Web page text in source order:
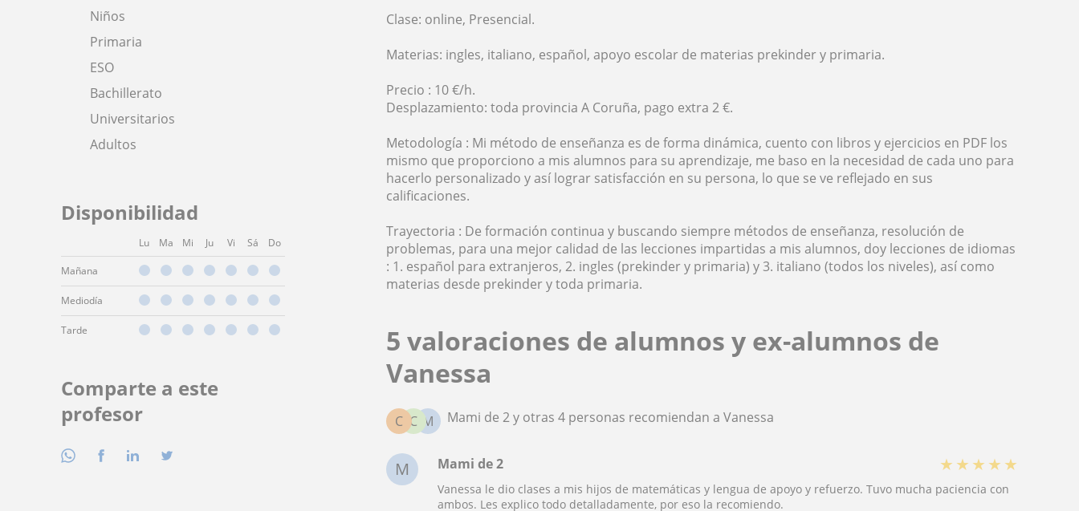
Niños
Primaria
ESO
Bachillerato
Universitarios
Adultos
Disponibilidad
Lu Ma Mi Ju Vi Sá Do
Mañana
Mediodía
Tarde
Comparte a este
profesor
Clase: online, Presencial.
Materias: ingles, italiano, español, apoyo escolar de materias prekinder y primaria.
Precio : 10 €/h.
Desplazamiento: toda provincia A Coruña, pago extra 2 €.
Metodología : Mi método de enseñanza es de forma dinámica, cuento con libros y ejercicios en PDF los
mismo que proporciono a mis alumnos para su aprendizaje, me baso en la necesidad de cada uno para
hacerlo personalizado y así lograr satisfacción en su persona, lo que se ve reflejado en sus
calificaciones.
Trayectoria : De formación continua y buscando siempre métodos de enseñanza, resolución de
problemas, para una mejor calidad de las lecciones impartidas a mis alumnos, doy lecciones de idiomas
: 1. español para extranjeros, 2. ingles (prekinder y primaria) y 3. italiano (todos los niveles), así como
materias desde prekinder y toda primaria.
5 valoraciones de alumnos y ex-alumnos de
Vanessa
M
C
C Mami de 2 y otras 4 personas recomiendan a Vanessa
M Mami de 2 ★ ★ ★ ★ ★
Vanessa le dio clases a mis hijos de matemáticas y lengua de apoyo y refuerzo. Tuvo mucha paciencia con
ambos. Les explico todo detalladamente, por eso la recomiendo.